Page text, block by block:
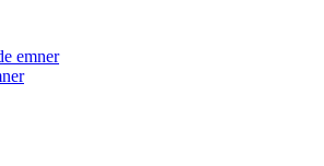
emner